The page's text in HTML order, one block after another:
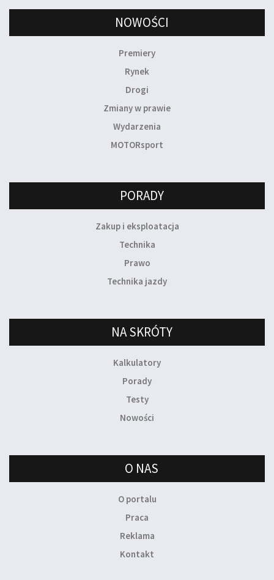
NOWOŚCI
Premiery
Rynek
Drogi
Zmiany w prawie
Wydarzenia
MOTORsport
PORADY
Zakup i eksploatacja
Technika
Prawo
Technika jazdy
NA SKRÓTY
Kalkulatory
Porady
Testy
Nowości
O NAS
O portalu
Praca
Reklama
Kontakt